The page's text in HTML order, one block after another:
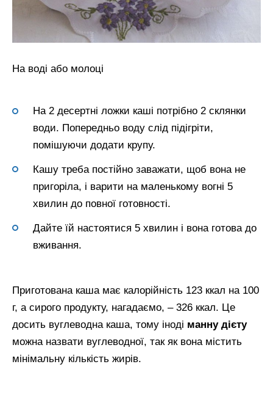
На воді або молоці
На 2 десертні ложки каші потрібно 2 склянки
води. Попередньо воду слід підігріти,
помішуючи додати крупу.
Кашу треба постійно заважати, щоб вона не
пригоріла, і варити на маленькому вогні 5
хвилин до повної готовності.
Дайте їй настоятися 5 хвилин і вона готова до
вживання.
Приготована каша має калорійність 123 ккал на 100
г, а сирого продукту, нагадаємо, – 326 ккал. Це
досить вуглеводна каша, тому іноді манну дієту
можна назвати вуглеводної, так як вона містить
мінімальну кількість жирів.